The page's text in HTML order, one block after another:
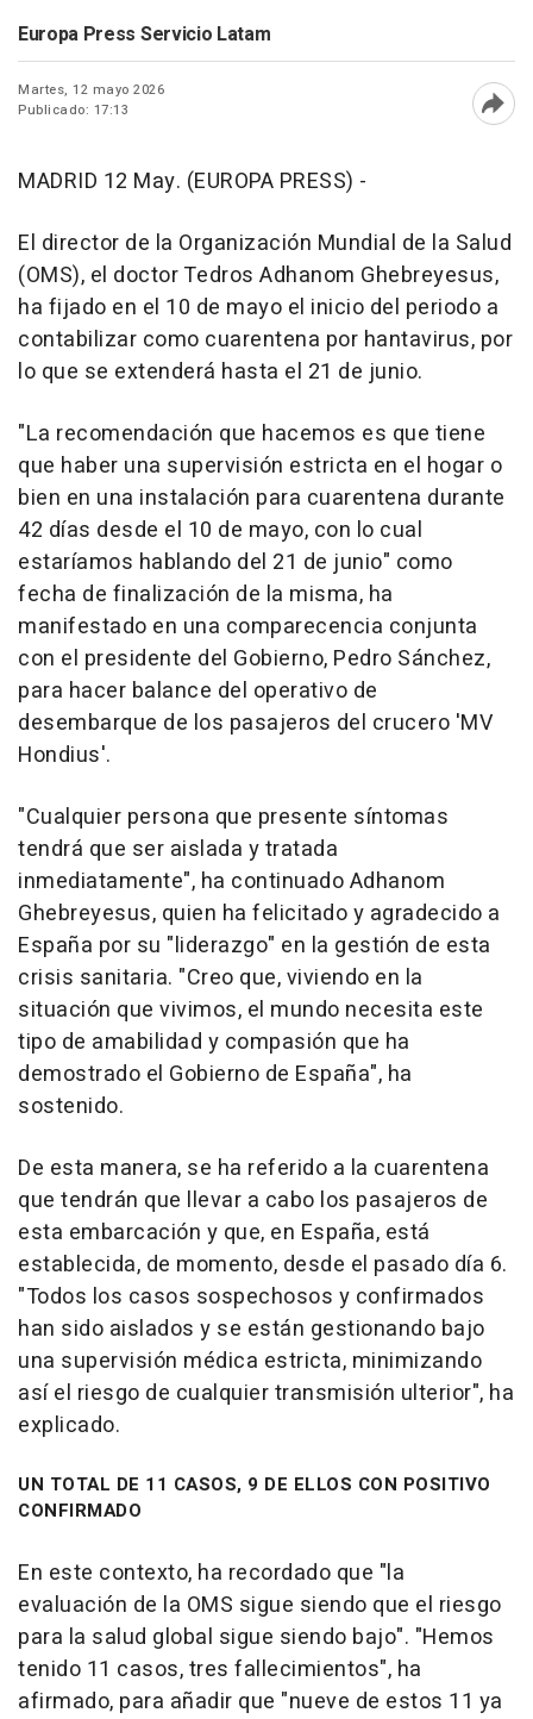
Europa Press Servicio Latam
Martes, 12 mayo 2026
Publicado: 17:13
MADRID 12 May. (EUROPA PRESS) -
El director de la Organización Mundial de la Salud
(OMS), el doctor Tedros Adhanom Ghebreyesus,
ha fijado en el 10 de mayo el inicio del periodo a
contabilizar como cuarentena por hantavirus, por
lo que se extenderá hasta el 21 de junio.
"La recomendación que hacemos es que tiene
que haber una supervisión estricta en el hogar o
bien en una instalación para cuarentena durante
42 días desde el 10 de mayo, con lo cual
estaríamos hablando del 21 de junio" como
fecha de finalización de la misma, ha
manifestado en una comparecencia conjunta
con el presidente del Gobierno, Pedro Sánchez,
para hacer balance del operativo de
desembarque de los pasajeros del crucero 'MV
Hondius'.
"Cualquier persona que presente síntomas
tendrá que ser aislada y tratada
inmediatamente", ha continuado Adhanom
Ghebreyesus, quien ha felicitado y agradecido a
España por su "liderazgo" en la gestión de esta
crisis sanitaria. "Creo que, viviendo en la
situación que vivimos, el mundo necesita este
tipo de amabilidad y compasión que ha
demostrado el Gobierno de España", ha
sostenido.
De esta manera, se ha referido a la cuarentena
que tendrán que llevar a cabo los pasajeros de
esta embarcación y que, en España, está
establecida, de momento, desde el pasado día 6.
"Todos los casos sospechosos y confirmados
han sido aislados y se están gestionando bajo
una supervisión médica estricta, minimizando
así el riesgo de cualquier transmisión ulterior", ha
explicado.
UN TOTAL DE 11 CASOS, 9 DE ELLOS CON POSITIVO
CONFIRMADO
En este contexto, ha recordado que "la
evaluación de la OMS sigue siendo que el riesgo
para la salud global sigue siendo bajo". "Hemos
tenido 11 casos, tres fallecimientos", ha
afirmado, para añadir que "nueve de estos 11 ya